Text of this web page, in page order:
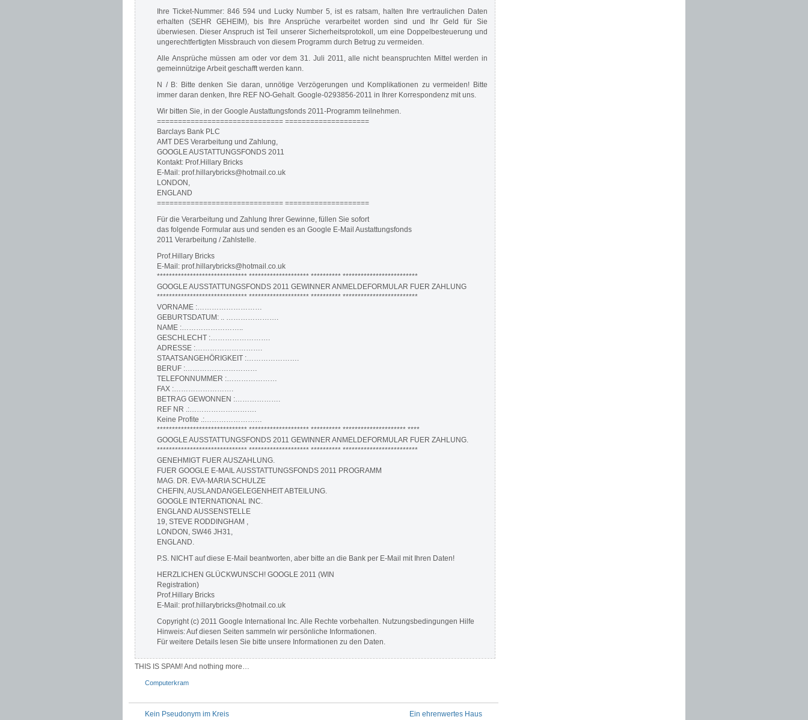
Ihre Ticket-Nummer: 846 594 und Lucky Number 5, ist es ratsam, halten Ihre vertraulichen Daten
erhalten (SEHR GEHEIM), bis Ihre Ansprüche verarbeitet worden sind und Ihr Geld für Sie
überwiesen. Dieser Anspruch ist Teil unserer Sicherheitsprotokoll, um eine Doppelbesteuerung und
ungerechtfertigten Missbrauch von diesem Programm durch Betrug zu vermeiden.
Alle Ansprüche müssen am oder vor dem 31. Juli 2011, alle nicht beanspruchten Mittel werden in
gemeinnützige Arbeit geschafft werden kann.
N / B: Bitte denken Sie daran, unnötige Verzögerungen und Komplikationen zu vermeiden! Bitte
immer daran denken, Ihre REF NO-Gehalt. Google-0293856-2011 in Ihrer Korrespondenz mit uns.
Wir bitten Sie, in der Google Austattungsfonds 2011-Programm teilnehmen.
============================== ====================
Barclays Bank PLC
AMT DES Verarbeitung und Zahlung,
GOOGLE AUSTATTUNGSFONDS 2011
Kontakt: Prof.Hillary Bricks
E-Mail: prof.hillarybricks@hotmail.co.uk
LONDON,
ENGLAND
============================== ====================
Für die Verarbeitung und Zahlung Ihrer Gewinne, füllen Sie sofort
das folgende Formular aus und senden es an Google E-Mail Austattungsfonds
2011 Verarbeitung / Zahlstelle.
Prof.Hillary Bricks
E-Mail: prof.hillarybricks@hotmail.co.uk
****************************** ******************** ********** *************************
GOOGLE AUSSTATTUNGSFONDS 2011 GEWINNER ANMELDEFORMULAR FUER ZAHLUNG
****************************** ******************** ********** *************************
VORNAME :………………………
GEBURTSDATUM: .. ………………….
NAME :……………………..
GESCHLECHT :…………………….
ADRESSE :……………………….
STAATSANGEHÖRIGKEIT :………………….
BERUF :…………………………
TELEFONNUMMER :…………………
FAX :…………………….
BETRAG GEWONNEN :……………….
REF NR .:……………………….
Keine Profite .:……………………
****************************** ******************** ********** ********************* ****
GOOGLE AUSSTATTUNGSFONDS 2011 GEWINNER ANMELDEFORMULAR FUER ZAHLUNG.
****************************** ******************** ********** *************************
GENEHMIGT FUER AUSZAHLUNG.
FUER GOOGLE E-MAIL AUSSTATTUNGSFONDS 2011 PROGRAMM
MAG. DR. EVA-MARIA SCHULZE
CHEFIN, AUSLANDANGELEGENHEIT ABTEILUNG.
GOOGLE INTERNATIONAL INC.
ENGLAND AUSSENSTELLE
19, STEVE RODDINGHAM ,
LONDON, SW46 JH31,
ENGLAND.
P.S. NICHT auf diese E-Mail beantworten, aber bitte an die Bank per E-Mail mit Ihren Daten!
HERZLICHEN GLÜCKWUNSCH! GOOGLE 2011 (WIN
Registration)
Prof.Hillary Bricks
E-Mail: prof.hillarybricks@hotmail.co.uk
Copyright (c) 2011 Google International Inc. Alle Rechte vorbehalten. Nutzungsbedingungen Hilfe
Hinweis: Auf diesen Seiten sammeln wir persönliche Informationen.
Für weitere Details lesen Sie bitte unsere Informationen zu den Daten.
THIS IS SPAM! And nothing more…
Computerkram
Kein Pseudonym im Kreis Ein ehrenwertes Haus